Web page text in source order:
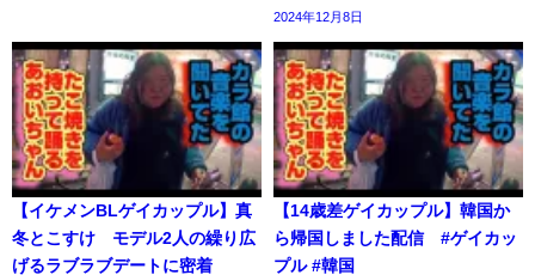
2024年12月8日
【イケメンBLゲイカップル】真
冬とこすけ モデル2人の繰り広
げるラブラブデートに密着
【14歳差ゲイカップル】韓国か
ら帰国しました配信 #ゲイカッ
プル #韓国